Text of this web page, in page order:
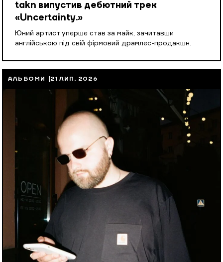
takn випустив дебютний трек
«Uncertainty.»
Юний артист уперше став за майк, зачитавши
англійською під свій фірмовий драмлес-продакшн.
АЛЬБОМИ 21 ЛИП, 2026